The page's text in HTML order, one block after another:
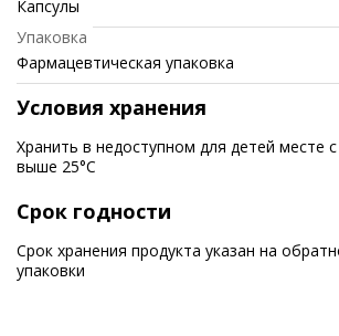
Капсулы
Упаковка
Фармацевтическая упаковка
Условия хранения
Хранить в недоступном для детей месте
выше 25°C
Срок годности
Срок хранения продукта указан на
упаковки